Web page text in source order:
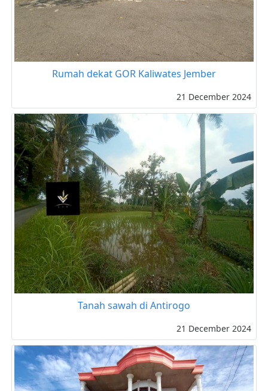
Rumah dekat GOR Kaliwates Jember
21 December 2024
Tanah sawah di Antirogo
21 December 2024